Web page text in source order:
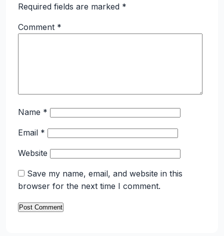
Required fields are marked *
Comment *
Name *
Email *
Website
Save my name, email, and website in this
browser for the next time I comment.